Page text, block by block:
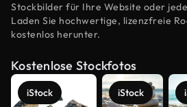
Stockbilder für Ihre Website oder
Laden Sie hochwertige, lizenzfreie
kostenlos herunter.
Kostenlose Stockfotos
iStock iStock